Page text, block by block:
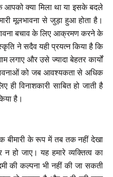
आपको क्या मिला था या इसके बदले
मूलभावना से जुड़ा हुआ होता है।
बचाव के लिए आक्रमण करने के
ने सदैव यही प्रयत्न किया है कि
लगाए और उसे ज्यादा बेहतर कार्यों
को जब आवश्यकता से अधिक
विनाशकारी साबित हो जाती है
है।
बीमारी के रूप में तब तक नहीं देखा
हो जाए। यह हमारे व्यक्तित्व का
की कल्पना भी नहीं की जा सकती